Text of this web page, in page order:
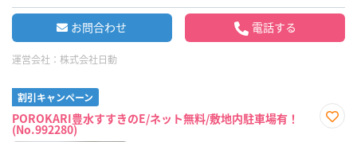
お問合わせ 電話する
運営会社： 株式会社日動
割引キャンペーン
POROKARI豊水すすきのE/ネット無料/敷地内駐車場有！
(No.992280)